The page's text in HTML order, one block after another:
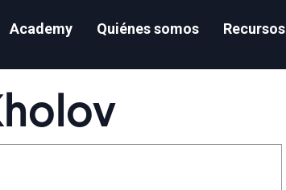
Academy Quiénes somos Recursos